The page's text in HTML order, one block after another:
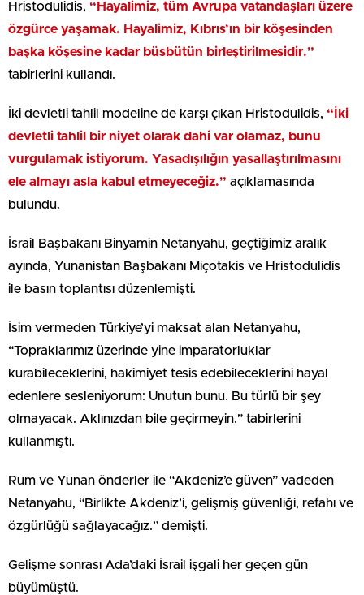
Hristodulidis, “Hayalimiz, tüm Avrupa vatandaşları üzere
özgürce yaşamak. Hayalimiz, Kıbrıs’ın bir köşesinden
başka köşesine kadar büsbütün birleştirilmesidir.”
tabirlerini kullandı.
İki devletli tahlil modeline de karşı çıkan Hristodulidis, “İki
devletli tahlil bir niyet olarak dahi var olamaz, bunu
vurgulamak istiyorum. Yasadışılığın yasallaştırılmasını
ele almayı asla kabul etmeyeceğiz.” açıklamasında
bulundu.
İsrail Başbakanı Binyamin Netanyahu, geçtiğimiz aralık
ayında, Yunanistan Başbakanı Miçotakis ve Hristodulidis
ile basın toplantısı düzenlemişti.
İsim vermeden Türkiye’yi maksat alan Netanyahu,
“Topraklarımız üzerinde yine imparatorluklar
kurabileceklerini, hakimiyet tesis edebileceklerini hayal
edenlere sesleniyorum: Unutun bunu. Bu türlü bir şey
olmayacak. Aklınızdan bile geçirmeyin.” tabirlerini
kullanmıştı.
Rum ve Yunan önderler ile “Akdeniz’e güven” vadeden
Netanyahu, “Birlikte Akdeniz’i, gelişmiş güvenliği, refahı ve
özgürlüğü sağlayacağız.” demişti.
Gelişme sonrası Ada’daki İsrail işgali her geçen gün
büyümüştü.